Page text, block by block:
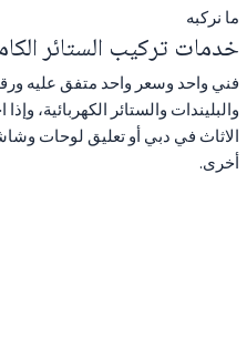
ما نركبه
خدمات تركيب الستائر
فني واحد وسعر واحد متفق عليه
والبليندات والستائر الكهربائية،
الاثاث في دبي أو تعليق لوحات
أخرى.